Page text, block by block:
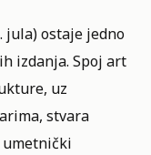
jula) ostaje jedno
izdanja. Spoj art
uz
stvara
umetnički